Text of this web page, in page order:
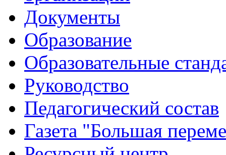
Документы
Образование
Образовательные
Руководство
Педагогический состав
Газета "Большая